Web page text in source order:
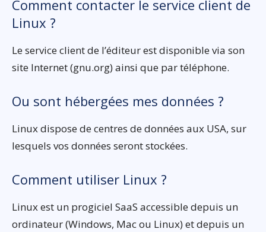
Comment contacter le service client de
Linux ?
Le service client de l’éditeur est disponible via son
site Internet (gnu.org) ainsi que par téléphone.
Ou sont hébergées mes données ?
Linux dispose de centres de données aux USA, sur
lesquels vos données seront stockées.
Comment utiliser Linux ?
Linux est un progiciel SaaS accessible depuis un
ordinateur (Windows, Mac ou Linux) et depuis un